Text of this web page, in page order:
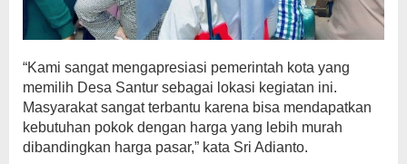
“Kami sangat mengapresiasi pemerintah kota yang
memilih Desa Santur sebagai lokasi kegiatan ini.
Masyarakat sangat terbantu karena bisa mendapatkan
kebutuhan pokok dengan harga yang lebih murah
dibandingkan harga pasar,” kata Sri Adianto.